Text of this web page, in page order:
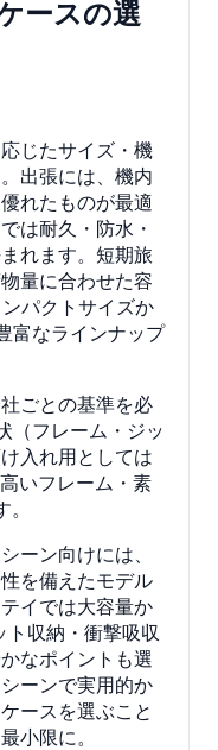
ースの選
じたサイズ・機
出張には、機内
れたものが最適
は耐久・防水・
れます。短期旅
量に合わせた容
パクトサイズか
富なラインナップ
ごとの基準を必
（フレーム・ジッ
入れ用としては
いフレーム・素
ーン向けには、
を備えたモデル
イでは大容量か
収納・衝撃吸収
なポイントも選
ーンで実用的か
ースを選ぶこと
小限に。